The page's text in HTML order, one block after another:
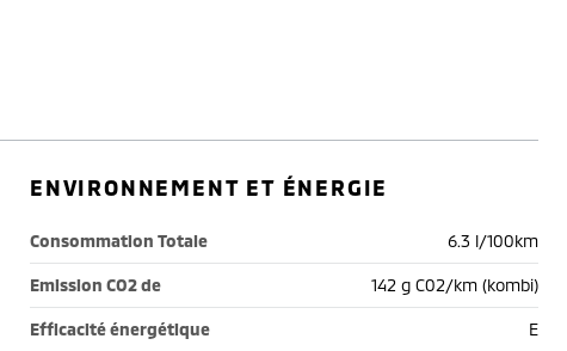
ENVIRONNEMENT ET ÉNERGIE
Consommation Totale 6.3 l/100km
Emission CO2 de 142 g C02/km (kombi)
Efficacité énergétique E